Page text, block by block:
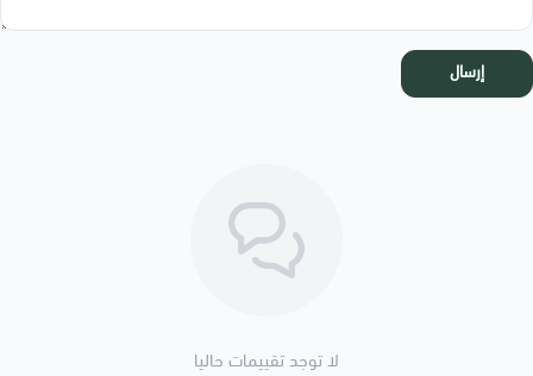
إرسال
لا توجد تقييمات حاليا